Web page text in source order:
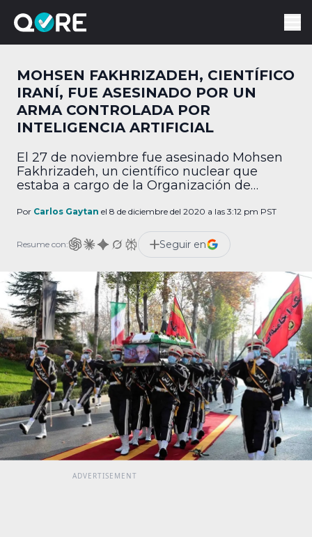
MOHSEN FAKHRIZADEH, CIENTÍFICO
IRANÍ, FUE ASESINADO POR UN
ARMA CONTROLADA POR
INTELIGENCIA ARTIFICIAL
El 27 de noviembre fue asesinado Mohsen
Fakhrizadeh, un científico nuclear que
estaba a cargo de la Organización de
en Persa). Se creía que estaba liderando el
Irán en 1989 y sus investigaciones podrían
crear una potencial bomba nuclear. ¿Cómo
fue asesinado? Las […]
Por Carlos Gaytan el 8 de diciembre del 2020 a las 3:12 pm PST
Resume con: Seguir en